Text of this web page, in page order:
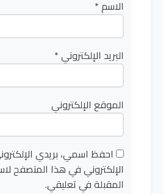
الاسم*
البريد الإلكتروني*
الموقع الإلكتروني
احفظ اسمي، بريدي
الإلكتروني في هذا المتصفح
المقبلة في تعليقي.